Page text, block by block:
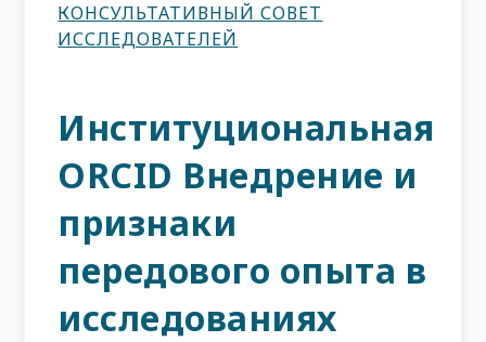
КОНСУЛЬТАТИВНЫЙ СОВЕТ
ИССЛЕДОВАТЕЛЕЙ
Институциональная
ORCID Внедрение и
признаки
передового опыта в
исследованиях